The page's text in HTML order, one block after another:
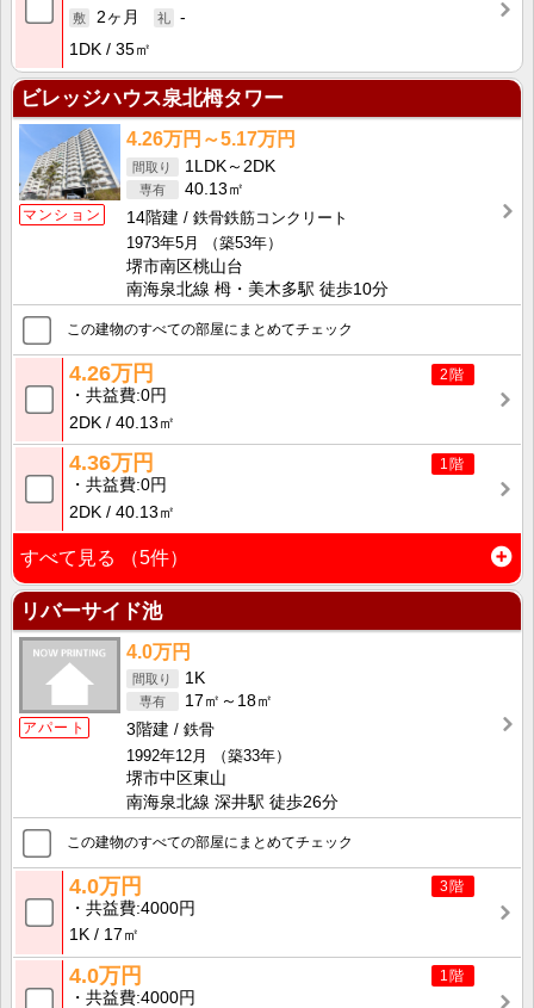
2ヶ月
-
1DK
35㎡
ビレッジハウス泉北栂タワー
マンション
4.26万円～5.17万円
1LDK～2DK
40.13㎡
14階建
鉄骨鉄筋コンクリート
1973年5月
（築53年）
堺市南区桃山台
南海泉北線 栂・美木多駅 徒歩10分
この建物のすべての部屋にまとめてチェック
2階
4.26万円
共益費 0円
2DK
40.13㎡
1階
4.36万円
共益費 0円
2DK
40.13㎡
すべて見る （5件）
リバーサイド池
アパート
4.0万円
1K
17㎡～18㎡
3階建
鉄骨
1992年12月
（築33年）
堺市中区東山
南海泉北線 深井駅 徒歩26分
この建物のすべての部屋にまとめてチェック
3階
4.0万円
共益費 4000円
1K
17㎡
1階
4.0万円
共益費 4000円